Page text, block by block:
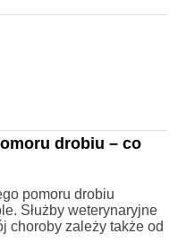
drobiu – co
pomoru drobiu
Służby weterynaryjne
choroby zależy także od